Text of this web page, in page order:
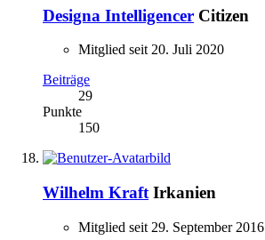
Designa Intelligencer Citizen
Mitglied seit 20. Juli 2020
Beiträge
29
Punkte
150
Wilhelm Kraft Irkanien
Mitglied seit 29. September 2016